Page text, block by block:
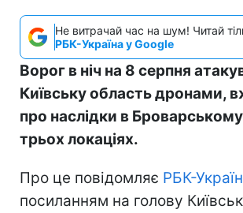
Не витрачай час на шум! Читай
РБК-Україна у Google
Ворог в ніч на 8 серпня
Київську область дронами,
про наслідки в
трьох локаціях.
Про це повідомляє РБК-
посиланням на голову